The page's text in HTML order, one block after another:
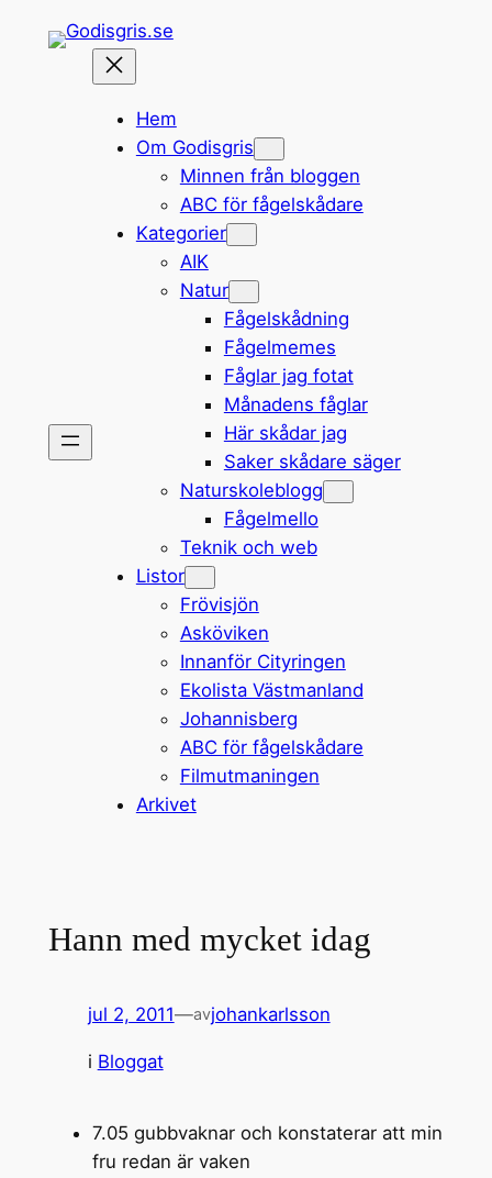
Hem
Om Godisgris
Minnen från bloggen
ABC för fågelskådare
Kategorier
AIK
Natur
Fågelskådning
Fågelmemes
Fåglar jag fotat
Månadens fåglar
Här skådar jag
Saker skådare säger
Naturskoleblogg
Fågelmello
Teknik och web
Listor
Frövisjön
Asköviken
Innanför Cityringen
Ekolista Västmanland
Johannisberg
ABC för fågelskådare
Filmutmaningen
Arkivet
Hann med mycket idag
jul 2, 2011—avjohankarlsson
i Bloggat
7.05 gubbvaknar och konstaterar att min
fru redan är vaken